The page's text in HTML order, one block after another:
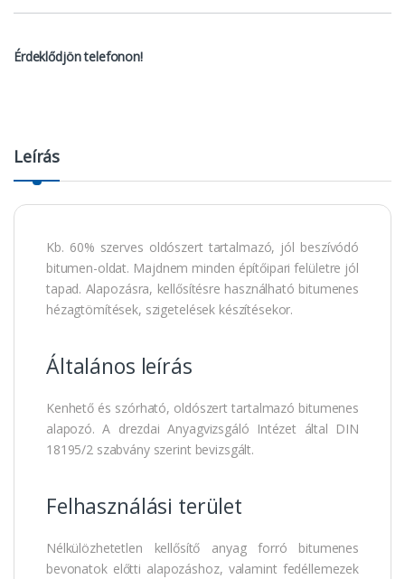
Érdeklődjön telefonon!
Leírás
Kb. 60% szerves oldószert tartalmazó, jól beszívódó
bitumen-oldat. Majdnem minden építőipari felületre jól
tapad. Alapozásra, kellősítésre használható bitumenes
hézagtömítések, szigetelések készítésekor.
Általános leírás
Kenhető és szórható, oldószert tartalmazó bitumenes
alapozó. A drezdai Anyagvizsgáló Intézet által DIN
18195/2 szabvány szerint bevizsgált.
Felhasználási terület
Nélkülözhetetlen kellősítő anyag forró bitumenes
bevonatok előtti alapozáshoz, valamint fedéllemezek